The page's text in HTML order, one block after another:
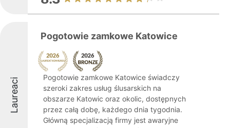
Laureaci
Pogotowie zamkowe Katowice
Pogotowie zamkowe Katowice świadczy
szeroki zakres usług ślusarskich na
obszarze Katowic oraz okolic, dostępnych
przez całą dobę, każdego dnia tygodnia.
Główną specjalizacją firmy jest awaryjne